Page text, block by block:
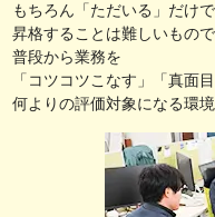
もちろん「ただいる」だけで
昇格することは難しいもので
普段から業務を
「コツコツこなす」「真面
何よりの評価対象になる環